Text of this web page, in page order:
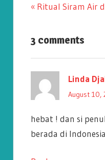
navigation
Previous
Ritual Siram Air
3 comments
Linda
August 10,
hebat ! dan si
berada di